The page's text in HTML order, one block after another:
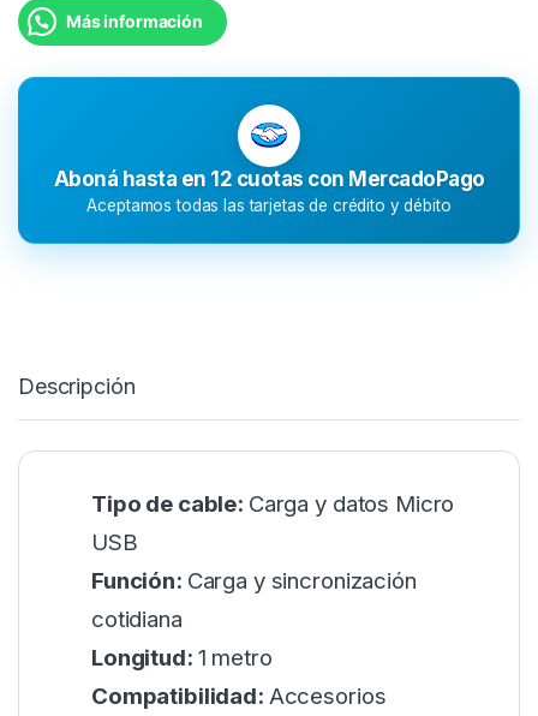
Más información
Aboná hasta en 12 cuotas con MercadoPago
Aceptamos todas las tarjetas de crédito y débito
Descripción
Tipo de cable: Carga y datos Micro
USB
Función: Carga y sincronización
cotidiana
Longitud: 1 metro
Compatibilidad: Accesorios